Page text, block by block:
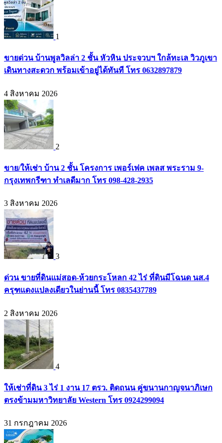
1
ขายด่วน บ้านพูลวิลล่า 2 ชั้น หัวหิน ประจวบฯ ใกล้ทะเล วิวภูเขา
เดินทางสะดวก พร้อมเข้าอยู่ได้ทันที โทร 0632897879
4 สิงหาคม 2026
2
ขาย/ให้เช่า บ้าน 2 ชั้น โครงการ เพอร์เฟค เพลส พระราม 9-
กรุงเทพกรีฑา ทำเลดีมาก โทร 098-428-2935
3 สิงหาคม 2026
3
ด่วน ขายที่ดินแม่สอด-ห้วยกระโหลก 42 ไร่ ที่ดินมีโฉนด นส.4
ครุฑแดงแปลงเดียวในย่านนี้ โทร 0835437789
2 สิงหาคม 2026
4
ให้เช่าที่ดิน 3 ไร่ 1 งาน 17 ตรว. ติดถนน คู่ขนานกาญจนาภิเษก
ตรงข้ามมหาวิทยาลัย Western โทร 0924299094
31 กรกฎาคม 2026